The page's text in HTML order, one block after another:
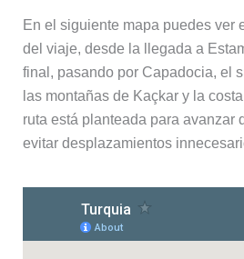
En el siguiente mapa puedes ver
del viaje, desde la llegada a
final, pasando por Capadocia, el
las montañas de Kaçkar y la
ruta está planteada para avanzar
evitar desplazamientos